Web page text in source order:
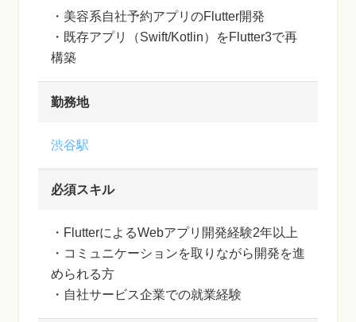
・美容系自社予約アプリのFlutter開発
・既存アプリ（Swift/Kotlin）をFlutter3で再
構築
勤務地
渋谷駅
必須スキル
・FlutterによるWebアプリ開発経験2年以上
・コミュニケーションを取りながら開発を進
められる方
・自社サービス企業での就業経験